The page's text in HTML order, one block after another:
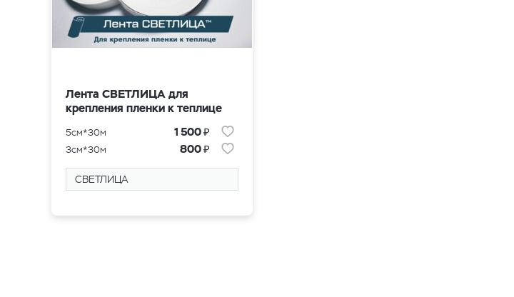
Лента СВЕТЛИЦА для
крепления пленки к теплице
5см*30м 1 500₽
3см*30м 800₽
СВЕТЛИЦА